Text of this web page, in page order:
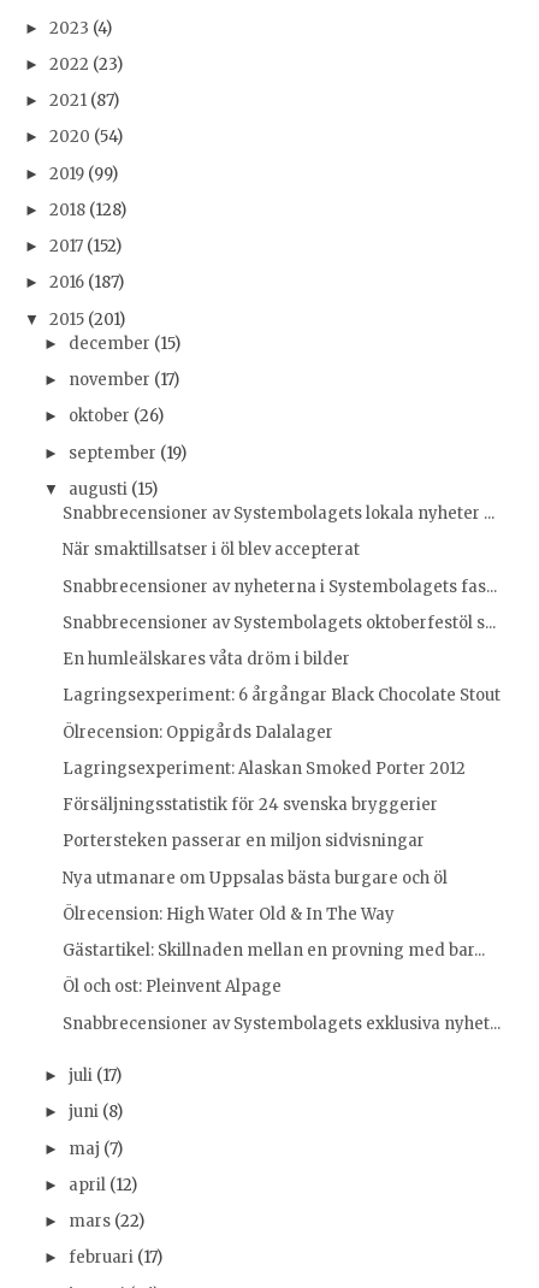
► 2023 (4)
► 2022 (23)
► 2021 (87)
► 2020 (54)
► 2019 (99)
► 2018 (128)
► 2017 (152)
► 2016 (187)
▼ 2015 (201)
► december (15)
► november (17)
► oktober (26)
► september (19)
▼ augusti (15)
Snabbrecensioner av Systembolagets lokala nyheter ...
När smaktillsatser i öl blev accepterat
Snabbrecensioner av nyheterna i Systembolagets fas...
Snabbrecensioner av Systembolagets oktoberfestöl s...
En humleälskares våta dröm i bilder
Lagringsexperiment: 6 årgångar Black Chocolate Stout
Ölrecension: Oppigårds Dalalager
Lagringsexperiment: Alaskan Smoked Porter 2012
Försäljningsstatistik för 24 svenska bryggerier
Portersteken passerar en miljon sidvisningar
Nya utmanare om Uppsalas bästa burgare och öl
Ölrecension: High Water Old & In The Way
Gästartikel: Skillnaden mellan en provning med bar...
Öl och ost: Pleinvent Alpage
Snabbrecensioner av Systembolagets exklusiva nyhet...
► juli (17)
► juni (8)
► maj (7)
► april (12)
► mars (22)
► februari (17)